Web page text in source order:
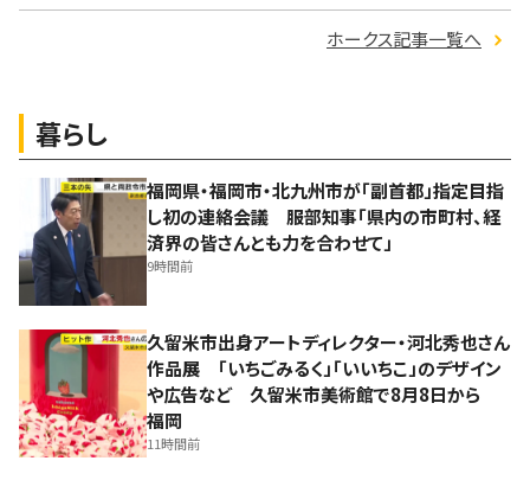
ホークス記事一覧へ
暮らし
福岡県・福岡市・北九州市が「副首都」指定目指
し初の連絡会議 服部知事「県内の市町村、経
済界の皆さんとも力を合わせて」
9時間前
久留米市出身アートディレクター・河北秀也さん
作品展 「いちごみるく」「いいちこ」のデザイン
や広告など 久留米市美術館で8月8日から
福岡
11時間前